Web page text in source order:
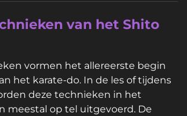
van het Shito
vormen het allereerste begin
het karate-do. In de les of tijdens
deze technieken in het
meestal op tel uitgevoerd. De